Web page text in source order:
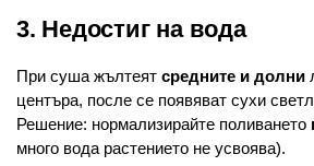
3. Недостиг на вода
При суша жълтеят средните и долни
центъра, после се появяват сухи
Решение: нормализирайте поливането
много вода растението не усвоява).